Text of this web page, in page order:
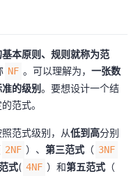
本原则、规则就称为范
NF 。可以理解为， 一张数
的级别。要想设计一个结
范式。
范式级别，从低到高分别
2NF ）、 第三范式 （ 3NF
式( 4NF ）和第五范式 （